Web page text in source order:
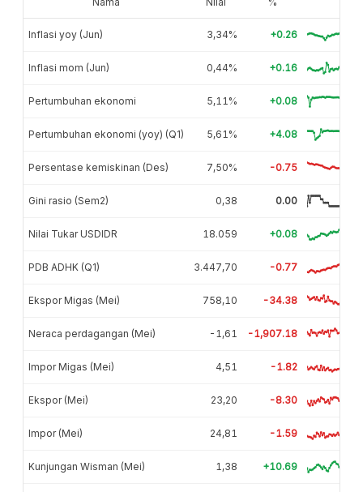
Inflasi yoy (Jun) 3,34% +0.26
Inflasi mom (Jun) 0,44% +0.16
Pertumbuhan ekonomi 5,11% +0.08
Pertumbuhan ekonomi (yoy) (Q1) 5,61% +4.08
Persentase kemiskinan (Des) 7,50% -0.75
Gini rasio (Sem2) 0,38 0.00
Nilai Tukar USDIDR 18.059 +0.08
PDB ADHK (Q1) 3.447,70 -0.77
Ekspor Migas (Mei) 758,10 -34.38
Neraca perdagangan (Mei) -1,61 -1,907.18
Impor Migas (Mei) 4,51 -1.82
Ekspor (Mei) 23,20 -8.30
Impor (Mei) 24,81 -1.59
Kunjungan Wisman (Mei) 1,38 +10.69